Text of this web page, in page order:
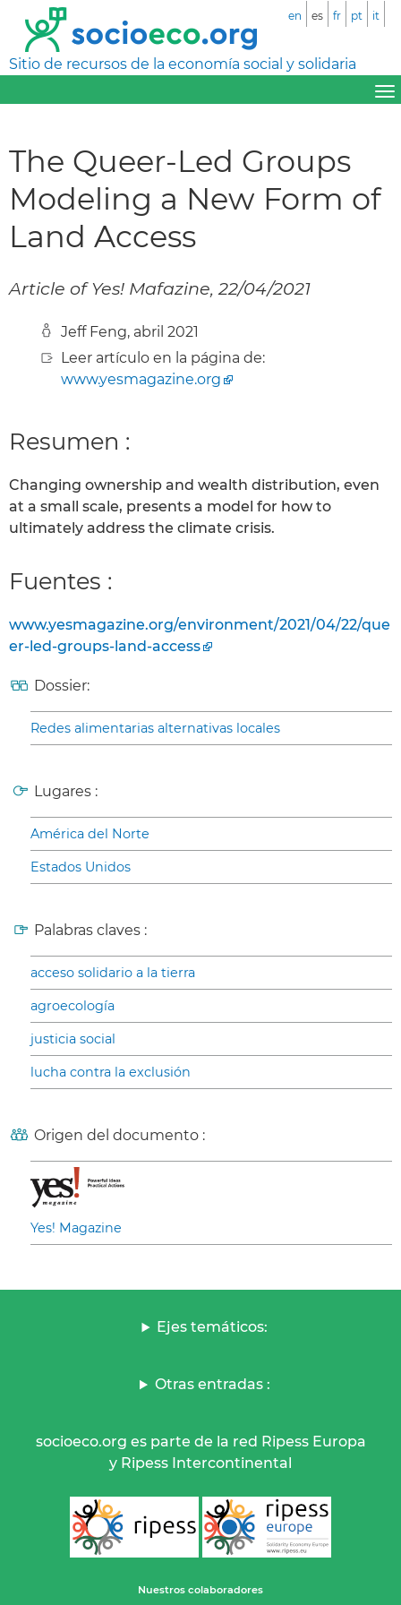
Sitio de recursos de la economía social y solidaria
en es fr pt it
The Queer-Led Groups
Modeling a New Form of
Land Access
Article of Yes! Mafazine, 22/04/2021
Jeff Feng, abril 2021
Leer artículo en la página de:
www.yesmagazine.org
Resumen :
Changing ownership and wealth distribution, even
at a small scale, presents a model for how to
ultimately address the climate crisis.
Fuentes :
www.yesmagazine.org/environment/2021/04/22/que
er-led-groups-land-access
Dossier:
Redes alimentarias alternativas locales
Lugares :
América del Norte
Estados Unidos
Palabras claves :
acceso solidario a la tierra
agroecología
justicia social
lucha contra la exclusión
Origen del documento :
Yes! Magazine
Ejes temáticos:
Otras entradas :
socioeco.org es parte de la red Ripess Europa
y Ripess Intercontinental
Nuestros colaboradores